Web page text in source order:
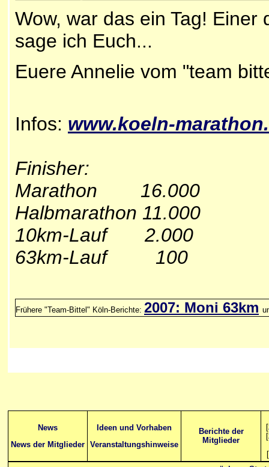
Wow, war das ein Tag!
sage ich Euch...
Euere Annelie vom "team
Infos: www.koeln-
Finisher:
Marathon 16.000
Halbmarathon 11.000
10km-Lauf 2.000
63km-Lauf 100
Frühere "Team-Bittel" Köln-Berichte: 2007: Moni 63km
News
News der Mitglieder
Ideen und Vorhaben
Veranstaltungshinweise
Berichte der
Mitglieder
[
[
[